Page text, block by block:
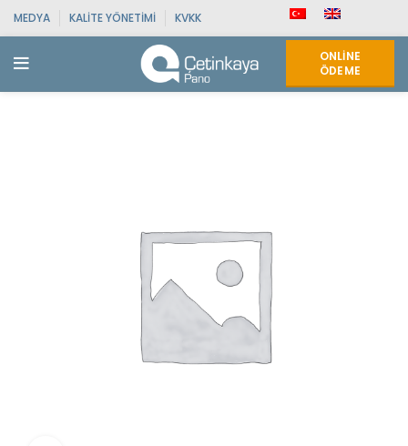
MEDYA KALITE YÖNETIMI KVKK
ONLINE
ÖDEME